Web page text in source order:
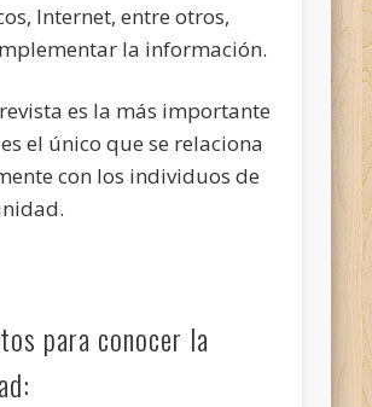
Internet, entre otros,
la información.
es la más importante
el único que se relaciona
con los individuos de
para conocer la